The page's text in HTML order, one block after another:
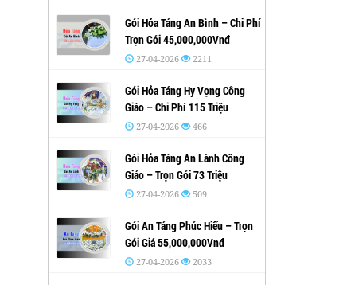
Gói Hỏa Táng An Bình – Chi Phí
Trọn Gói 45,000,000Vnđ
27-04-2026 2211
Gói Hỏa Táng Hy Vọng Công
Giáo – Chi Phí 115 Triệu
27-04-2026 466
Gói Hỏa Táng An Lành Công
Giáo – Trọn Gói 73 Triệu
27-04-2026 509
Gói An Táng Phúc Hiếu – Trọn
Gói Giá 55,000,000Vnđ
27-04-2026 2033